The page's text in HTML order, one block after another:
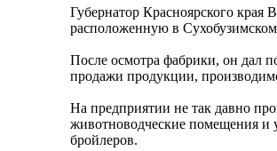
Губернатор Красноярского
расположенную в
После осмотра фабрики, он дал
продажи продукции,
На предприятии не так давно
животноводческие помещения и
бройлеров.